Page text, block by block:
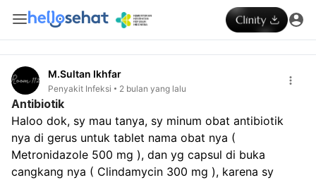
M.Sultan Ikhfar
Penyakit Infeksi 2 bulan yang lalu
Antibiotik
Haloo dok, sy mau tanya, sy minum obat antibiotik
nya di gerus untuk tablet nama obat nya (
Metronidazole 500 mg ), dan yg capsul di buka
cangkang nya ( Clindamycin 300 mg ), karena sy